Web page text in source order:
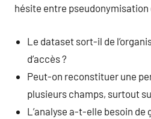
hésite entre
Le dataset sort-il de
d’accès ?
Peut-on reconstituer une
plusieurs champs, surtout
L’analyse a-t-elle besoin